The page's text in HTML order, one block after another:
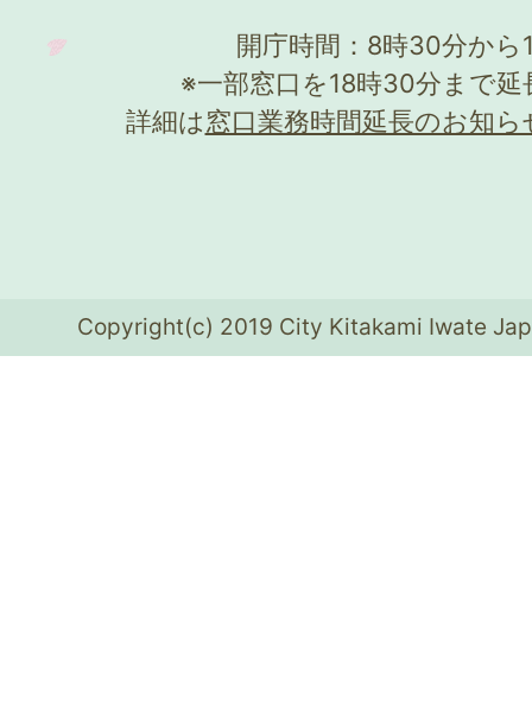
開庁時間：8時30分か
※一部窓口を18時30分まで
詳細は窓口業務時間延長のお知ら
Copyright(c) 2019 City Kitakami Iwate